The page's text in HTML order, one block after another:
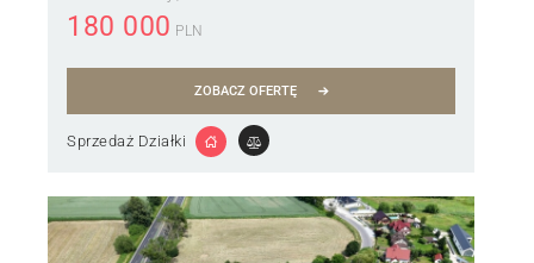
180 000 PLN
ZOBACZ OFERTĘ
Sprzedaż Działki